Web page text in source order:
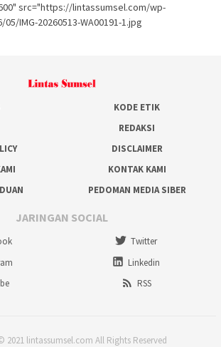
src="https://lintassumsel.com/wp-
IMG-20260513-WA00191-1.jpg
KODE ETIK
REDAKSI
DISCLAIMER
KONTAK KAMI
PEDOMAN MEDIA SIBER
JARINGAN SOCIAL
Twitter
Linkedin
RSS
2021 lintassumsel.com All Rights Reserved